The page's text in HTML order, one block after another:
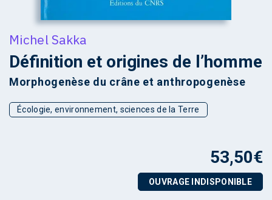
Michel Sakka
Définition et origines de l’homme
Morphogenèse du crâne et anthropogenèse
Écologie, environnement, sciences de la Terre
53,50€
OUVRAGE INDISPONIBLE